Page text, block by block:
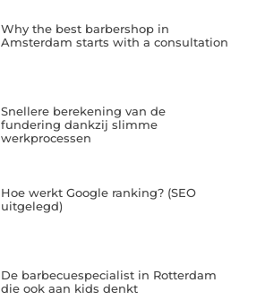
Why the best barbershop in
Amsterdam starts with a consultation
Snellere berekening van de
fundering dankzij slimme
werkprocessen
Hoe werkt Google ranking? (SEO
uitgelegd)
De barbecuespecialist in Rotterdam
die ook aan kids denkt